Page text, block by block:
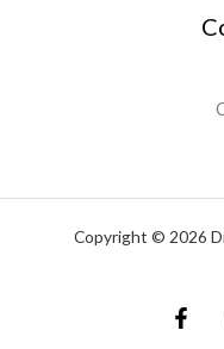
Copyright © 2026